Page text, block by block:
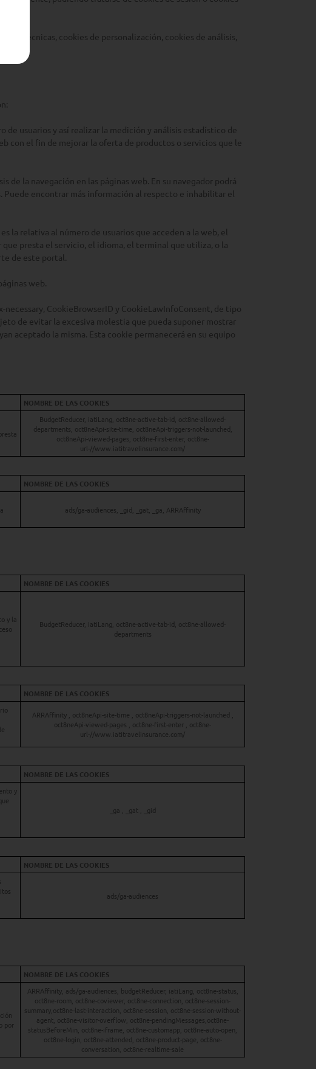
técnicas, cookies de personalización, cookies de análisis,
usuarios y así realizar la medición y análisis estadístico de
con el fin de mejorar la oferta de productos o servicios que le
la navegación en las páginas web. En su navegador podrá
Puede encontrar más información al respecto e inhabilitar el
la relativa al número de usuarios que acceden a la web, el
presta el servicio, el idioma, el terminal que utiliza, o la
de este portal.
web.
CookieBrowserID y CookieLawInfoConsent, de tipo
de evitar la excesiva molestia que pueda suponer mostrar
aceptado la misma. Esta cookie permanecerá en su equipo
NOMBRE DE LAS COOKIES
BudgetReducer, iatiLang, oct8ne-active-tab-id, oct8ne-allowed-
departments, oct8neApi-site-time, oct8neApi-triggers-not-launched,
oct8neApi-viewed-pages, oct8ne-first-enter, oct8ne-
url-//www.iatitravelinsurance.com/
NOMBRE DE LAS COOKIES
ads/ga-audiences, _gid, _gat, _ga, ARRAffinity
NOMBRE DE LAS COOKIES
y la
BudgetReducer, iatiLang, oct8ne-active-tab-id, oct8ne-allowed-
departments
NOMBRE DE LAS COOKIES
ARRAffinity , oct8neApi-site-time , oct8neApi-triggers-not-launched ,
oct8neApi-viewed-pages , oct8ne-first-enter , oct8ne-
url-//www.iatitravelinsurance.com/
NOMBRE DE LAS COOKIES
y
_ga , _gat , _gid
NOMBRE DE LAS COOKIES
ads/ga-audiences
NOMBRE DE LAS COOKIES
por
ARRAffinity, ads/ga-audiences, budgetReducer, iatiLang, oct8ne-status,
oct8ne-room, oct8ne-coviewer, oct8ne-connection, oct8ne-session-
summary,oct8ne-last-interaction, oct8ne-session, oct8ne-session-without-
agent, oct8ne-visitor-overflow, oct8ne-pendingMessages,oct8ne-
statusBeforeMin, oct8ne-iframe, oct8ne-customapp, oct8ne-auto-open,
oct8ne-login, oct8ne-attended, oct8ne-product-page, oct8ne-
conversation, oct8ne-realtime-sale